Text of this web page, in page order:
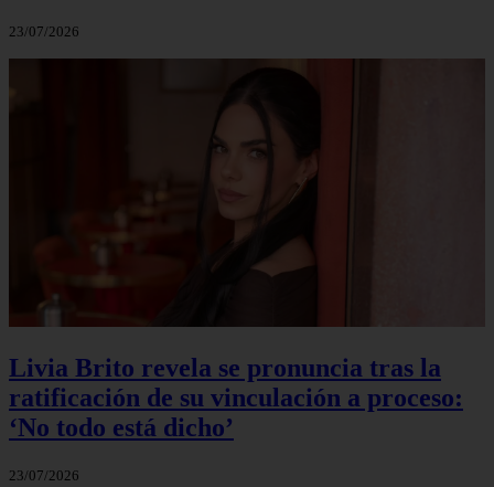
23/07/2026
Livia Brito revela se pronuncia tras la
ratificación de su vinculación a proceso:
‘No todo está dicho’
23/07/2026